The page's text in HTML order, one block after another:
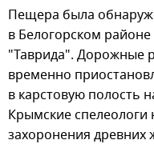
Пещера была
в Белогорском
"Таврида". Дорожные
временно
в карстовую полость
Крымские
захоронения древних